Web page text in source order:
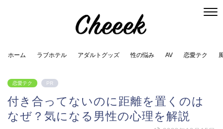
ホーム ラブホテル アダルトグッズ 性の悩み AV 恋愛テク
恋愛テク PR
付き合ってないのに距離を置くのは
なぜ？気になる男性の心理を解説